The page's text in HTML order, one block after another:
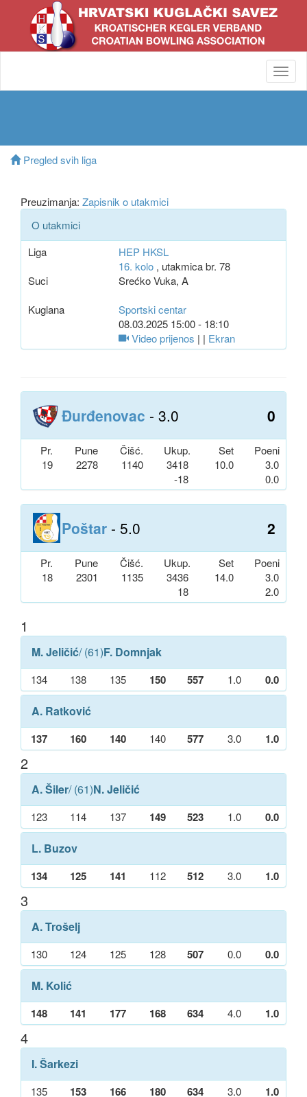
Pregled svih liga
Preuzimanja: Zapisnik o utakmici
O utakmici
Liga
HEP HKSL
16. kolo, utakmica br. 78
Suci
Srećko Vuka, A
Kuglana
Sportski centar
08.03.2025 15:00 - 18:10
Video prijenos | | Ekran
Đurđenovac - 3.0 0
Pr. Pune Čišć. Ukup. Set
Poeni
19
2278 1140
3418
-18
10.0
3.0
0.0
Poštar - 5.0 2
Pr. Pune Čišć. Ukup. Set
Poeni
18
2301 1135
3436
18
14.0
3.0
2.0
1
M. Jeličić/ (61)F. Domnjak
134 138 135 150 557 1.0 0.0
A. Ratković
137 160 140 140 577 3.0 1.0
2
A. Šiler/ (61)N. Jeličić
123 114 137 149 523 1.0 0.0
L. Buzov
134 125 141 112 512 3.0 1.0
3
A. Trošelj
130 124 125 128 507 0.0 0.0
M. Kolić
148 141 177 168 634 4.0 1.0
4
I. Šarkezi
135 153 166 180 634 3.0 1.0